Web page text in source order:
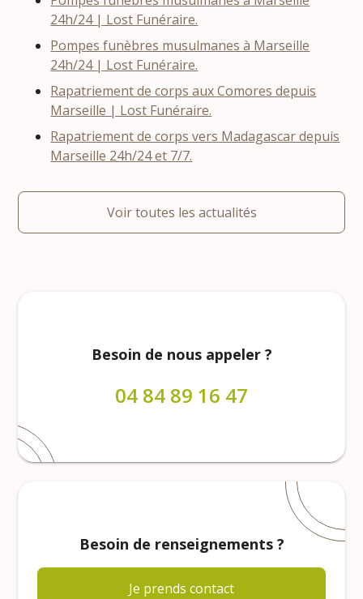
24h/24 | Lost Funéraire.
Pompes funèbres musulmanes à Marseille
24h/24 | Lost Funéraire.
Rapatriement de corps aux Comores depuis
Marseille | Lost Funéraire.
Rapatriement de corps vers Madagascar depuis
Marseille 24h/24 et 7/7.
Voir toutes les actualités
Besoin de nous appeler ?
04 84 89 16 47
Besoin de renseignements ?
Je prends contact